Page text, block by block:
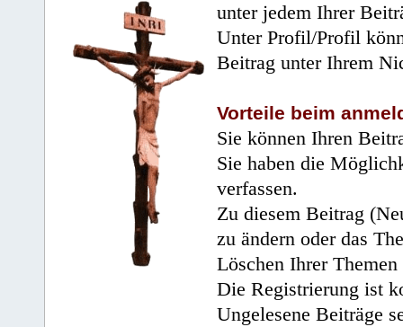
unter jedem Ihrer
Unter Profil/Profil
Beitrag unter Ihrem
Vorteile beim
Sie können Ihren
Sie haben die
verfassen.
Zu diesem Beitrag
zu ändern oder das
Löschen Ihrer
Die Registrierung ist
Ungelesene Beiträge